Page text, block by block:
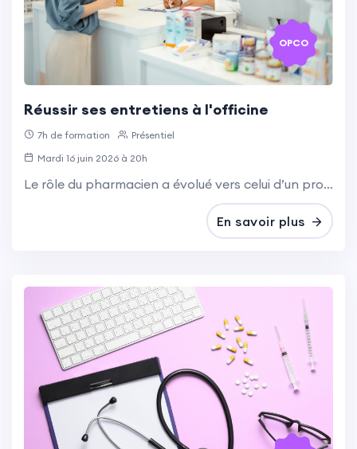
OPCO
Réussir ses entretiens à l'officine
7h de formation
Présentiel
Mardi 16 juin 2026 à 20h
Le rôle du pharmacien a évolué vers celui d’un professionnel de santé de premier recours, impliqué dans la prévention, l’accompagnement thérapeutique et la coordination des soins. Dans ce contexte, les entretiens pharmaceutiques structurés sont devenus essentiels dans la pratique officinale.
En savoir plus